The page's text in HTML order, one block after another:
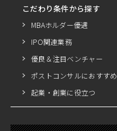
こだわり条件から探す
MBAホルダー優遇
IPO関連業務
優良＆注目ベンチャー
ポストコンサルにおすすめ
起業・創業に役立つ